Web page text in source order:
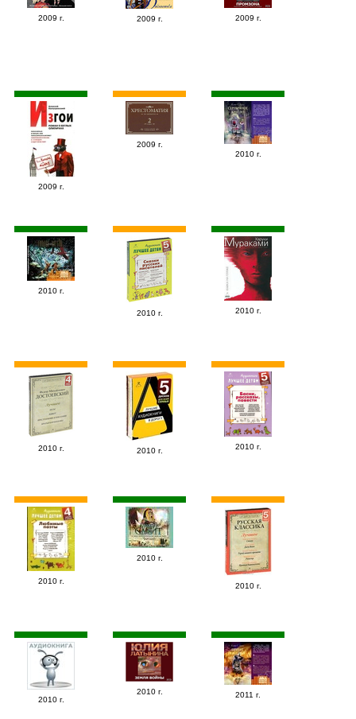
2009 г. 2009 г. 2009 г.
2009 г.
2009 г.
2010 г.
2010 г.
2010 г. 2010 г.
2010 г. 2010 г. 2010 г.
2010 г.
2010 г.
2010 г.
2010 г.
2010 г. 2011 г.